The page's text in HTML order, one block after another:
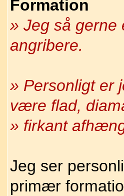
Formation
» Jeg så
angribere.
» Personligt er
være flad,
» firkant
Jeg ser
primær